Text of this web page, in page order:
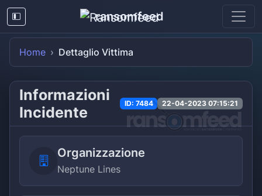
ransomfeed
Home Dettaglio Vittima
Informazioni
Incidente
ID: 7484 22-04-2023 07:15:21
Organizzazione
Neptune Lines